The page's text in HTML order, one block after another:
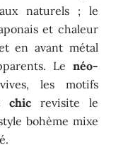
naturels ; le
et chaleur
en avant métal
Le néo-
les motifs
chic revisite le
bohème mixe